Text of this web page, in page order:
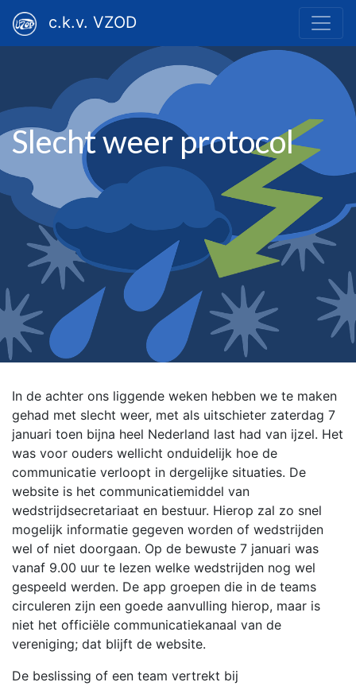
c.k.v. VZOD
Slecht weer protocol
In de achter ons liggende weken hebben we te maken
gehad met slecht weer, met als uitschieter zaterdag 7
januari toen bijna heel Nederland last had van ijzel. Het
was voor ouders wellicht onduidelijk hoe de
communicatie verloopt in dergelijke situaties. De
website is het communicatiemiddel van
wedstrijdsecretariaat en bestuur. Hierop zal zo snel
mogelijk informatie gegeven worden of wedstrijden
wel of niet doorgaan. Op de bewuste 7 januari was
vanaf 9.00 uur te lezen welke wedstrijden nog wel
gespeeld werden. De app groepen die in de teams
circuleren zijn een goede aanvulling hierop, maar is
niet het officiële communicatiekanaal van de
vereniging; dat blijft de website.
De beslissing of een team vertrekt bij